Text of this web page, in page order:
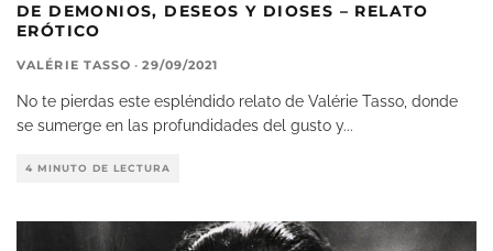
DE DEMONIOS, DESEOS Y DIOSES – RELATO
ERÓTICO
VALÉRIE TASSO · 29/09/2021
No te pierdas este espléndido relato de Valérie Tasso, donde
se sumerge en las profundidades del gusto y...
4 MINUTO DE LECTURA